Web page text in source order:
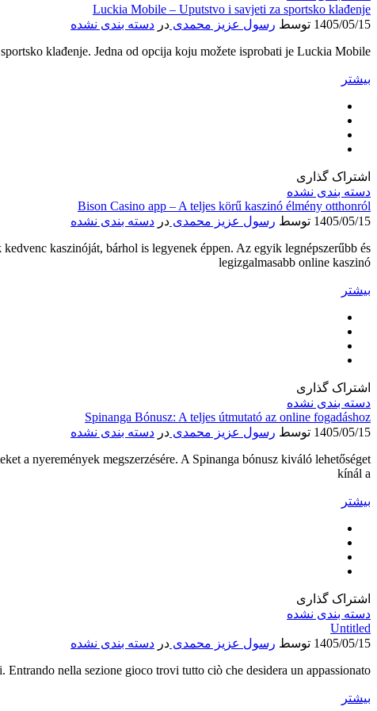
Luckia Mobile – Uputstvo i savjeti za sportsko klađenje
1405/05/15 توسط رسول عزیز محمدی در دسته بندی نشده
klađenje. Jedna od opcija koju možete isprobati je Luckia Mobile
بیشتر
اشتراک گذاری
دسته بندی نشده
Bison Casino app – A teljes körű kaszinó élmény otthonról
1405/05/15 توسط رسول عزیز محمدی در دسته بندی نشده
kaszinóját, bárhol is legyenek éppen. Az egyik legnépszerűbb és
legizgalmasabb online kaszinó
بیشتر
اشتراک گذاری
دسته بندی نشده
Spinanga Bónusz: A teljes útmutató az online fogadáshoz
1405/05/15 توسط رسول عزیز محمدی در دسته بندی نشده
a nyeremények megszerzésére. A Spinanga bónusz kiváló lehetőséget
kínál a
بیشتر
اشتراک گذاری
دسته بندی نشده
Untitled
1405/05/15 توسط رسول عزیز محمدی در دسته بندی نشده
nella sezione gioco trovi tutto ciò che desidera un appassionato
بیشتر